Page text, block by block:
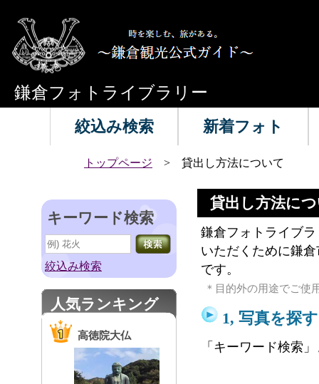
鎌倉フォトライブラリー
絞込み検索 新着フォト
トップページ > 貸出し方法について
キーワード検索
絞込み検索
人気ランキング
高徳院大仏
貸出し方法に
鎌倉フォトライブ
いただくために鎌
です。
＊目的外の用途でご使
1, 写真を探す
「キーワード検索